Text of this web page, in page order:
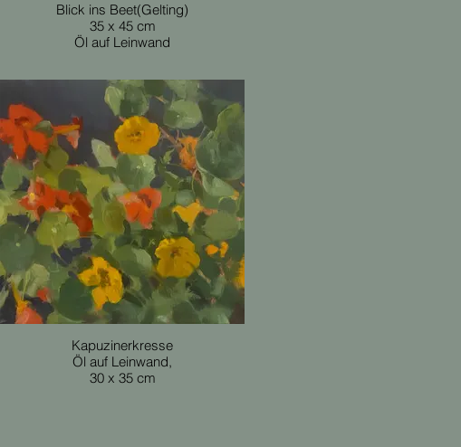
Blick ins Beet(Gelting)
35 x 45 cm
Öl auf Leinwand
Kapuzinerkresse
Öl auf Leinwand,
30 x 35 cm